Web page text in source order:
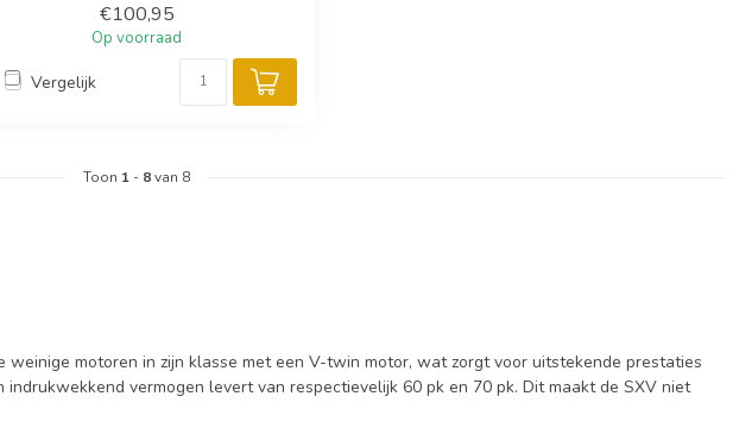
€100,95
Op voorraad
Vergelijk
Toon 1 - 8van 8
motoren in zijn klasse met een V-twin motor, wat zorgt voor uitstekende prestaties
vermogen levert van respectievelijk 60 pk en 70 pk. Dit maakt de SXV niet